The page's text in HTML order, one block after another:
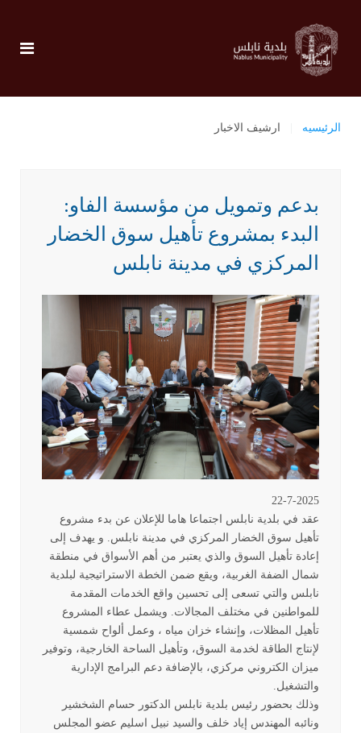
الرئيسيه ارشيف الاخبار
بدعم وتمويل من مؤسسة الفاو:
البدء بمشروع تأهيل سوق الخضار
المركزي في مدينة نابلس
22-7-2025
عقد في بلدية نابلس اجتماعا هاما للإعلان عن بدء مشروع
تأهيل سوق الخضار المركزي في مدينة نابلس. و يهدف إلى
إعادة تأهيل السوق والذي يعتبر من أهم الأسواق في منطقة
شمال الضفة الغربية، ويقع ضمن الخطة الاستراتيجية لبلدية
نابلس والتي تسعى إلى تحسين واقع الخدمات المقدمة
للمواطنين في مختلف المجالات. ويشمل عطاء المشروع
تأهيل المظلات، وإنشاء خزان مياه ، وعمل ألواح شمسية
لإنتاج الطاقة لخدمة السوق، وتأهيل الساحة الخارجية، وتوفير
ميزان الكتروني مركزي، بالإضافة دعم البرامج الإدارية
والتشغيل.
وذلك بحضور رئيس بلدية نابلس الدكتور حسام الشخشير
ونائبه المهندس إياد خلف والسيد نبيل اسليم عضو المجلس